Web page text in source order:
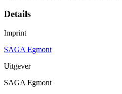
Details
Imprint
SAGA Egmont
Uitgever
SAGA Egmont